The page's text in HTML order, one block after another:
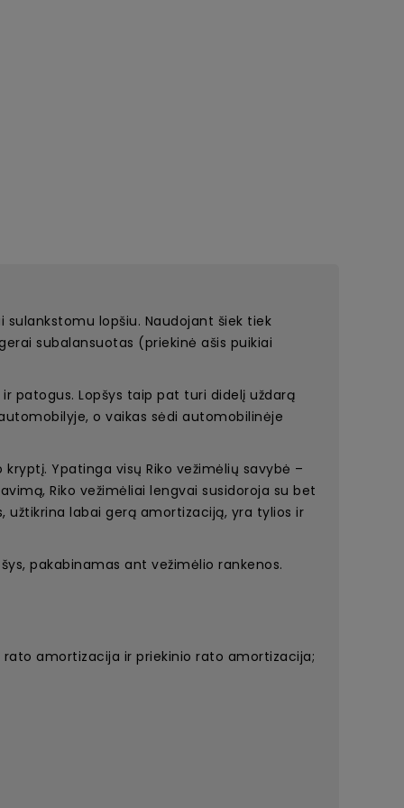
sulankstomu lopšiu. Naudojant šiek tiek
subalansuotas (priekinė ašis puikiai
patogus. Lopšys taip pat turi didelį uždarą
o vaikas sėdi automobilinėje
Ypatinga visų Riko vežimėlių savybė –
Riko vežimėliai lengvai susidoroja su bet
užtikrina labai gerą amortizaciją, yra tylios ir
pakabinamas ant vežimėlio rankenos.
amortizacija ir priekinio rato amortizacija;